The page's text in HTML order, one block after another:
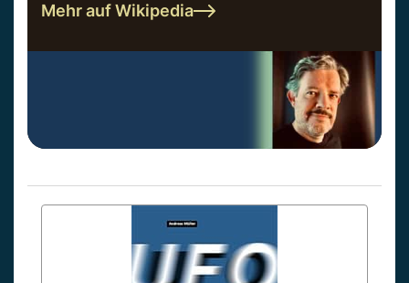
Mehr auf Wikipedia